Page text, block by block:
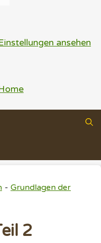
ansehen
- Grundlagen der
2